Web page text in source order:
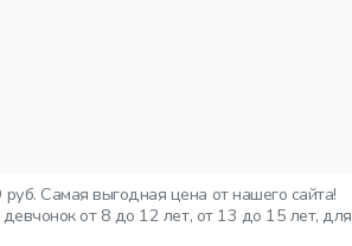
Самая выгодная цена от нашего сайта!
от 8 до 12 лет, от 13 до 15 лет, для